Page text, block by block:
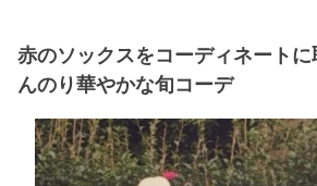
赤のソックスをコーディネート
んのり華やかな旬コーデ